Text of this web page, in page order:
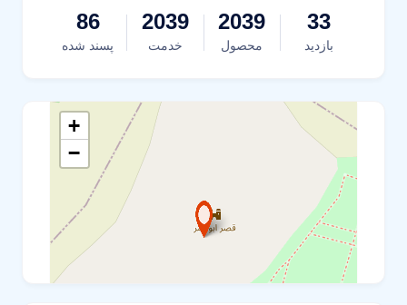
33
بازدید
2039
محصول
2039
خدمت
86
پسند شده
+
−